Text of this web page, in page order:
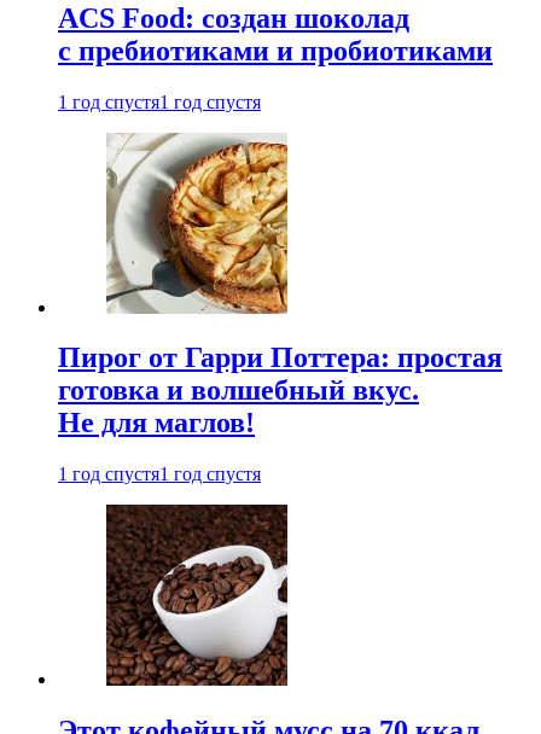
ACS Food: создан шоколад
с пребиотиками и пробиотиками
1 год спустя1 год спустя
Пирог от Гарри Поттера: простая
готовка и волшебный вкус.
Не для маглов!
1 год спустя1 год спустя